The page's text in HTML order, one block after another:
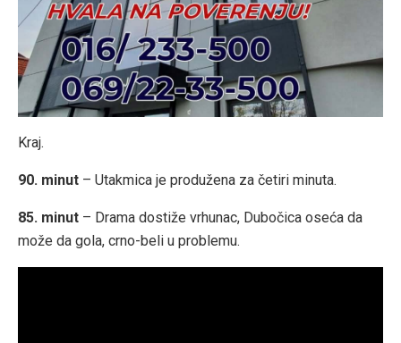
Kraj.
90. minut – Utakmica je produžena za četiri minuta.
85. minut – Drama dostiže vrhunac, Dubočica oseća da
može da gola, crno-beli u problemu.